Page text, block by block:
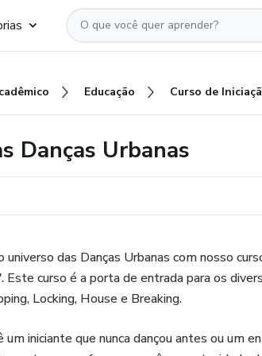
Educação
Danças Urbanas
universo das Danças Urbanas com nosso
Este curso é a porta de entrada para os
Locking, House e Breaking.
um iniciante que nunca dançou antes ou um